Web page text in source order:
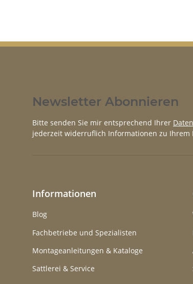
Newsletter Abonnieren
Bitte senden Sie mir entsprechend Ihrer
jederzeit widerruflich Informationen zu Ihrem
Informationen
Blog
Fachbetriebe und Spezialisten
Montageanleitungen & Kataloge
Sattlerei & Service